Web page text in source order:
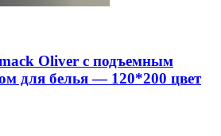
Oliver с подъемным
для белья — 120*200 цвет